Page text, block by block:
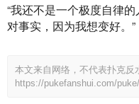
“我还不是一个极度自律
对事实，因为我想变好。”
本文来自网络，不代表扑克反
https://pukefanshui.com/